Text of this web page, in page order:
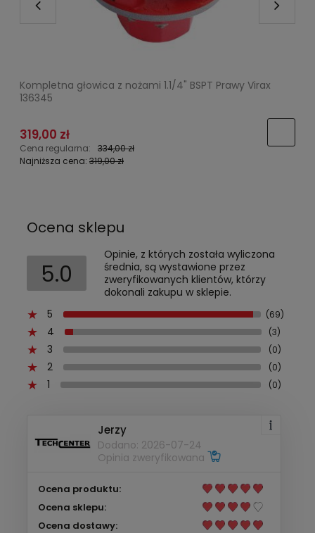
Kompletna głowica z nożami 1.1/4" BSPT Prawy Virax
136345
319,00 zł
Cena regularna:
334,00 zł
Najniższa cena: 319,00 zł
Ocena sklepu
5.0
Opinie, z których została wyliczona
średnia, są wystawione przez
zweryfikowanych klientów, którzy
dokonali zakupu w sklepie.
5
(69)
4 (3)
3 (0)
2 (0)
1 (0)
Jerzy
Dodano: 2026-07-24
Opinia zweryfikowana
Ocena produktu:
Ocena sklepu:
Ocena dostawy: